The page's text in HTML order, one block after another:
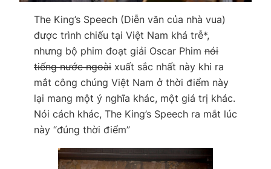
The King’s Speech (Diễn văn của nhà vua)
được trình chiếu tại Việt Nam khá trễ*,
nhưng bộ phim đoạt giải Oscar Phim nói
tiếng nước ngoài xuất sắc nhất này khi ra
mắt công chúng Việt Nam ở thời điểm này
lại mang một ý nghĩa khác, một giá trị khác.
Nói cách khác, The King’s Speech ra mắt lúc
này “đúng thời điểm”